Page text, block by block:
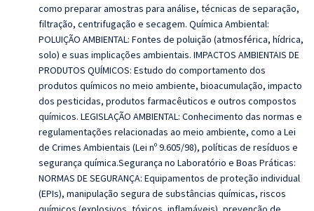
como preparar amostras para análise, técnicas de separação,
filtração, centrifugação e secagem. Química Ambiental:
POLUIÇÃO AMBIENTAL: Fontes de poluição (atmosférica, hídrica,
solo) e suas implicações ambientais. IMPACTOS AMBIENTAIS DE
PRODUTOS QUÍMICOS: Estudo do comportamento dos
produtos químicos no meio ambiente, bioacumulação, impacto
dos pesticidas, produtos farmacêuticos e outros compostos
químicos. LEGISLAÇÃO AMBIENTAL: Conhecimento das normas e
regulamentações relacionadas ao meio ambiente, como a Lei
de Crimes Ambientais (Lei nº 9.605/98), políticas de resíduos e
segurança química.Segurança no Laboratório e Boas Práticas:
NORMAS DE SEGURANÇA: Equipamentos de proteção individual
(EPIs), manipulação segura de substâncias químicas, riscos